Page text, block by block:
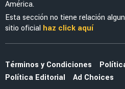
La tajante frase de
actuación de Alan
FC